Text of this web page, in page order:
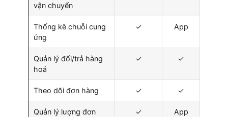
vận chuyển
Thống kê chuỗi cung
ứng
✓ App
Quản lý đổi/trả hàng
hoá
✓ ✓
Theo dõi đơn hàng ✓ ✓
Quản lý lượng đơn
✓ App